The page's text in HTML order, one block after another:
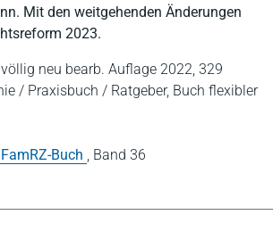
Mit den weitgehenden Änderungen
2023.
neu bearb. Auflage 2022, 329
/ Praxisbuch / Ratgeber, Buch flexibler
FamRZ-Buch , Band 36